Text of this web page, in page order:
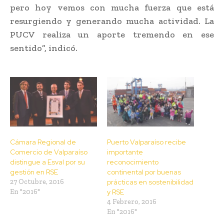
pero hoy vemos con mucha fuerza que está
resurgiendo y generando mucha actividad. La
PUCV realiza un aporte tremendo en ese
sentido”, indicó.
Cámara Regional de
Comercio de Valparaíso
distingue a Esval por su
gestión en RSE
27 Octubre, 2016
En "2016"
Puerto Valparaíso recibe
importante
reconocimiento
continental por buenas
prácticas en sostenibilidad
y RSE
4 Febrero, 2016
En "2016"